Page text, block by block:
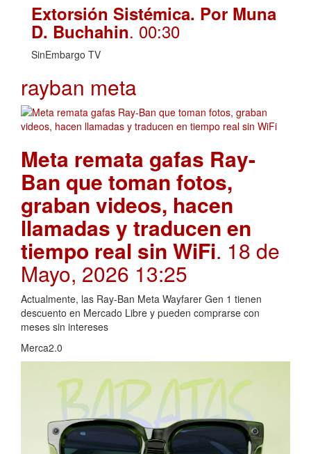
Extorsión Sistémica. Por Muna
D. Buchahin. 00:30
SinEmbargo TV
rayban meta
Meta remata gafas Ray-
Ban que toman fotos,
graban videos, hacen
llamadas y traducen en
tiempo real sin WiFi. 18 de
Mayo, 2026 13:25
Actualmente, las Ray-Ban Meta Wayfarer Gen 1 tienen
descuento en Mercado Libre y pueden comprarse con
meses sin intereses
Merca2.0